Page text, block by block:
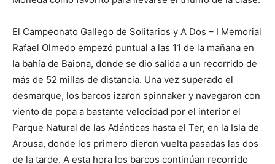
El Campeonato Gallego de Solitarios y A Dos – I Memorial
Rafael Olmedo empezó puntual a las 11 de la mañana en
la bahía de Baiona, donde se dio salida a un recorrido de
más de 52 millas de distancia. Una vez superado el
desmarque, los barcos izaron spinnaker y navegaron con
viento de popa a bastante velocidad por el interior el
Parque Natural de las Atlánticas hasta el Ter, en la Isla de
Arousa, donde los primero dieron vuelta pasadas las dos
de la tarde. A esta hora los barcos continúan recorrido